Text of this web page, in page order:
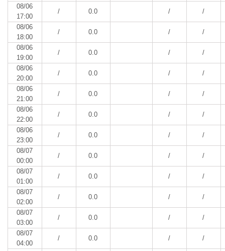
08/06
17:00
/ 0.0 / /
08/06
18:00
/ 0.0 / /
08/06
19:00
/ 0.0 / /
08/06
20:00
/ 0.0 / /
08/06
21:00
/ 0.0 / /
08/06
22:00
/ 0.0 / /
08/06
23:00
/ 0.0 / /
08/07
00:00
/ 0.0 / /
08/07
01:00
/ 0.0 / /
08/07
02:00
/ 0.0 / /
08/07
03:00
/ 0.0 / /
08/07
04:00
/ 0.0 / /